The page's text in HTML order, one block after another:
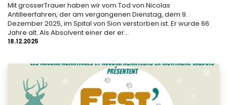
Mit grosserTrauer haben wir vom Tod von Nicolas
Antilleerfahren, der am vergangenen Dienstag, dem 9.
Dezember 2025, im Spital von Sion verstorben ist. Er wurde 66
Jahre alt. Als Absolvent einer der er...
18.12.2025